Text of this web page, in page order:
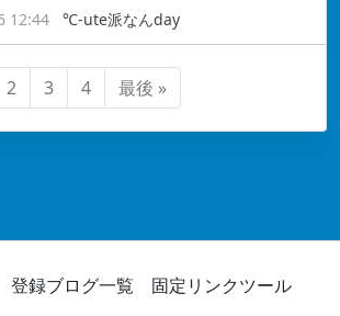
12:44
℃-ute派なんday
2 3 4 最後 »
登録ブログ一覧 固定リンクツール